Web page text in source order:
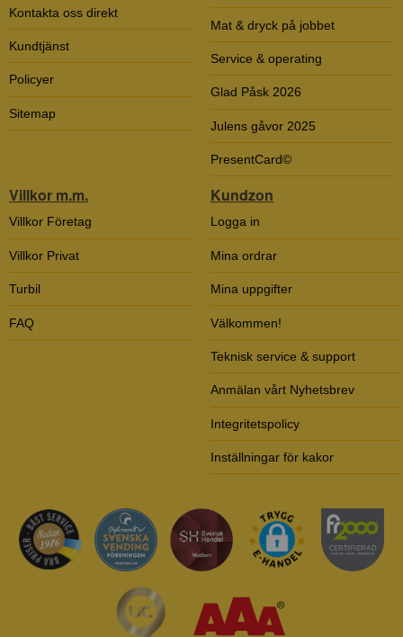
Kontakta oss direkt
Kundtjänst
Policyer
Sitemap
Mat & dryck på jobbet
Service & operating
Glad Påsk 2026
Julens gåvor 2025
PresentCard©
Villkor m.m.
Villkor Företag
Villkor Privat
Turbil
FAQ
Kundzon
Logga in
Mina ordrar
Mina uppgifter
Välkommen!
Teknisk service & support
Anmälan vårt Nyhetsbrev
Integritetspolicy
Inställningar för kakor